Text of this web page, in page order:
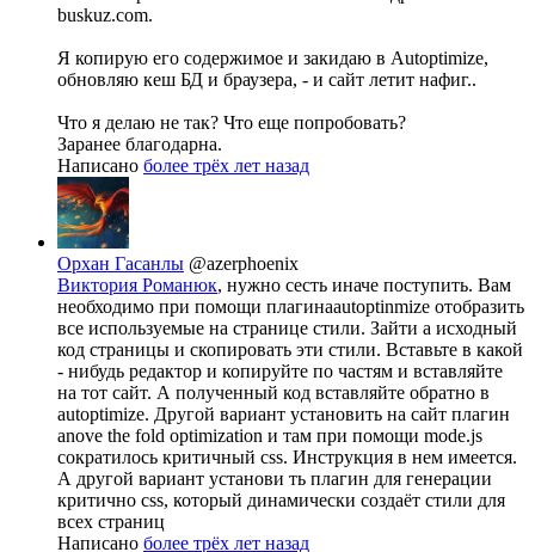
buskuz.com.
Я копирую его содержимое и закидаю в Autoptimize,
обновляю кеш БД и браузера, - и сайт летит нафиг..
Что я делаю не так? Что еще попробовать?
Заранее благодарна.
Написано более трёх лет назад
Орхан Гасанлы @azerphoenix
Виктория Романюк, нужно сесть иначе поступить. Вам
необходимо при помощи плагинаautoptinmize отобразить
все используемые на странице стили. Зайти а исходный
код страницы и скопировать эти стили. Вставьте в какой
- нибудь редактор и копируйте по частям и вставляйте
на тот сайт. А полученный код вставляйте обратно в
autoptimize. Другой вариант установить на сайт плагин
anove the fold optimization и там при помощи mode.js
сократилось критичный css. Инструкция в нем имеется.
А другой вариант установи ть плагин для генерации
критично css, который динамически создаёт стили для
всех страниц
Написано более трёх лет назад